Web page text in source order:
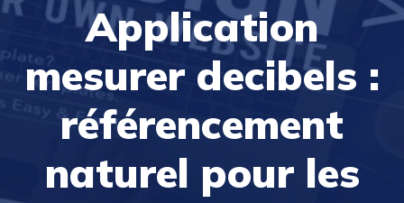
Application
mesurer decibels :
référencement
naturel pour les